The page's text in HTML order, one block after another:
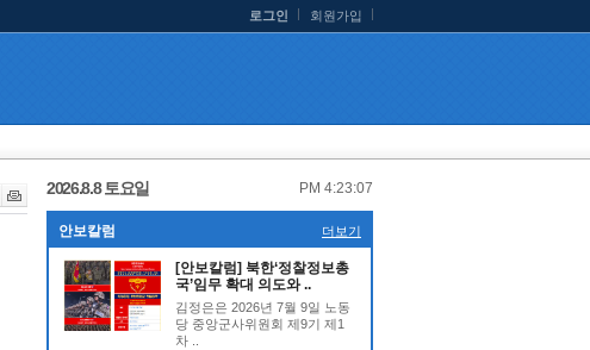
로그인 회원가입
2026.8.8 토요일 PM 4:23:08
안보칼럼 더보기
[안보칼럼] 북한‘정찰정보총
국’임무 확대 의도와 ..
김정은은 2026년 7월 9일 노동
당 중앙군사위원회 제9기 제1
차 ..